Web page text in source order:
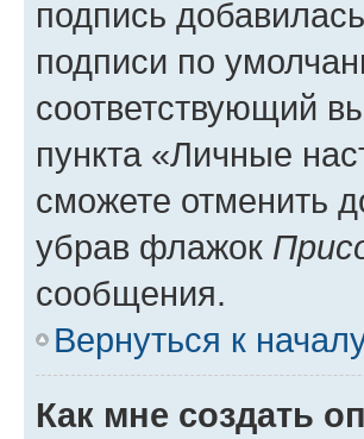
подпись
подписи по
соответствующий
пункта «Личные
сможете отменить
убрав флажок
сообщения.
Вернуться к
Как мне создать